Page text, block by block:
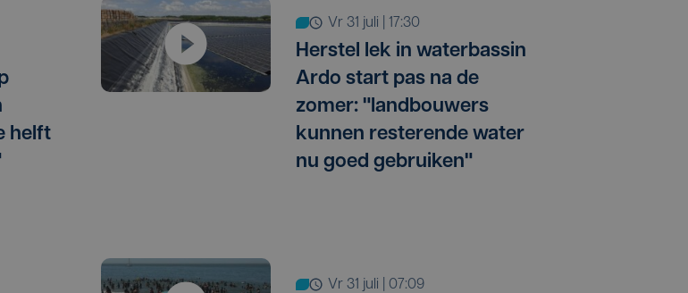
helft
vr 31 juli | 17:30
Herstel lek in waterbassin
Ardo start pas na de
zomer: "landbouwers
kunnen resterende water
nu goed gebruiken"
vr 31 juli | 07:09